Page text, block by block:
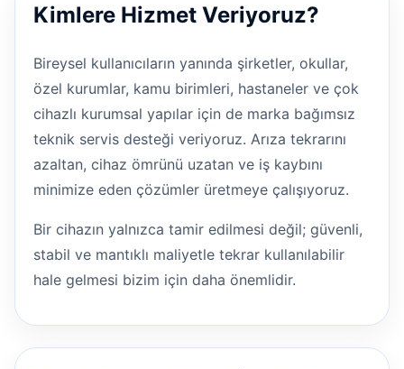
Kimlere Hizmet Veriyoruz?
Bireysel kullanıcıların yanında şirketler, okullar,
özel kurumlar, kamu birimleri, hastaneler ve çok
cihazlı kurumsal yapılar için de marka bağımsız
teknik servis desteği veriyoruz. Arıza tekrarını
azaltan, cihaz ömrünü uzatan ve iş kaybını
minimize eden çözümler üretmeye çalışıyoruz.
Bir cihazın yalnızca tamir edilmesi değil; güvenli,
stabil ve mantıklı maliyetle tekrar kullanılabilir
hale gelmesi bizim için daha önemlidir.